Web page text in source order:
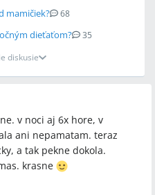
mamičiek? 68
dieťaťom?
35
diskusie
v noci aj 6x hore, v
ani nepamatam. teraz
a tak pekne dokola.
krasne